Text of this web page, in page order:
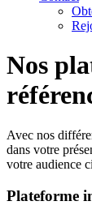
Nos
Avec nos
dans votre
votre audience
Plateforme